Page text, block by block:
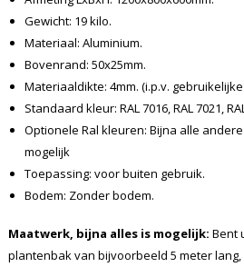
Gewicht: 19 kilo.
Materiaal: Aluminium.
Bovenrand: 50x25mm.
Materiaaldikte: 4mm. (i.p.v. gebruikelijke
Standaard kleur: RAL 7016, RAL 7021,
Optionele Ral kleuren: Bijna alle
mogelijk
Toepassing: voor buiten gebruik.
Bodem: Zonder bodem.
Maatwerk, bijna alles is mogelijk: Bent
plantenbak van bijvoorbeeld 5 meter